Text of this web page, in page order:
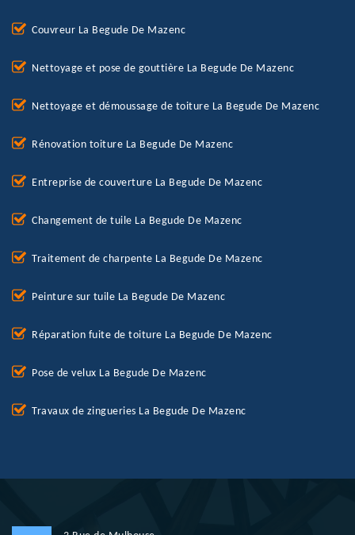
Couvreur La Begude De Mazenc
Nettoyage et pose de gouttière La Begude De Mazenc
Nettoyage et démoussage de toiture La Begude De Mazenc
Rénovation toiture La Begude De Mazenc
Entreprise de couverture La Begude De Mazenc
Changement de tuile La Begude De Mazenc
Traitement de charpente La Begude De Mazenc
Peinture sur tuile La Begude De Mazenc
Réparation fuite de toiture La Begude De Mazenc
Pose de velux La Begude De Mazenc
Travaux de zingueries La Begude De Mazenc